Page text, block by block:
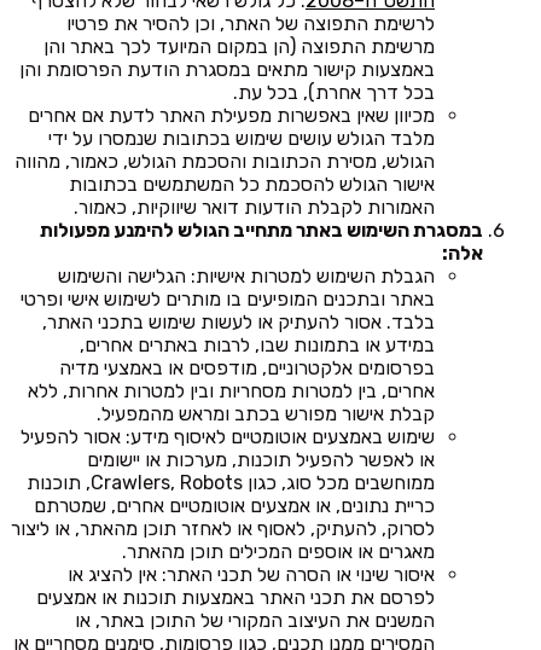
לרשימת התפוצה של האתר, וכן להסיר את פרטיו
מרשימת התפוצה (הן במקום המיועד לכך באתר והן
באמצעות קישור מתאים במסגרת הודעת הפרסומת והן
בכל דרך אחרת), בכל עת.
מכיוון שאין באפשרות מפעילת האתר לדעת אם אחרים
מלבד הגולש עושים שימוש בכתובות שנמסרו על ידי
הגולש, מסירת הכתובות והסכמת הגולש, כאמור, מהווה
אישור הגולש להסכמת כל המשתמשים בכתובות
האמורות לקבלת הודעות דואר שיווקיות, כאמור.
במסגרת השימוש באתר מתחייב הגולש להימנע מפעולות
אלה:
הגבלת השימוש למטרות אישיות: הגלישה והשימוש
באתר ובתכנים המופיעים בו מותרים לשימוש אישי ופרטי
בלבד. אסור להעתיק או לעשות שימוש בתכני האתר,
במידע או בתמונות שבו, לרבות באתרים אחרים,
בפרסומים אלקטרוניים, מודפסים או באמצעי מדיה
אחרים, בין למטרות מסחריות ובין למטרות אחרות, ללא
קבלת אישור מפורש בכתב ומראש מהמפעיל.
שימוש באמצעים אוטומטיים לאיסוף מידע: אסור להפעיל
או לאפשר להפעיל תוכנות, מערכות או יישומים
ממוחשבים מכל סוג, כגון Crawlers, Robots, תוכנות
כריית נתונים, או אמצעים אוטומטיים אחרים, שמטרתם
לסרוק, להעתיק, לאסוף או לאחזר תוכן מהאתר, או ליצור
מאגרים או אוספים המכילים תוכן מהאתר.
איסור שינוי או הסרה של תכני האתר: אין להציג או
לפרסם את תכני האתר באמצעות תוכנות או אמצעים
המשנים את העיצוב המקורי של התוכן באתר, או
המסירים ממנו תכנים, כגון פרסומות, סימנים מסחריים או